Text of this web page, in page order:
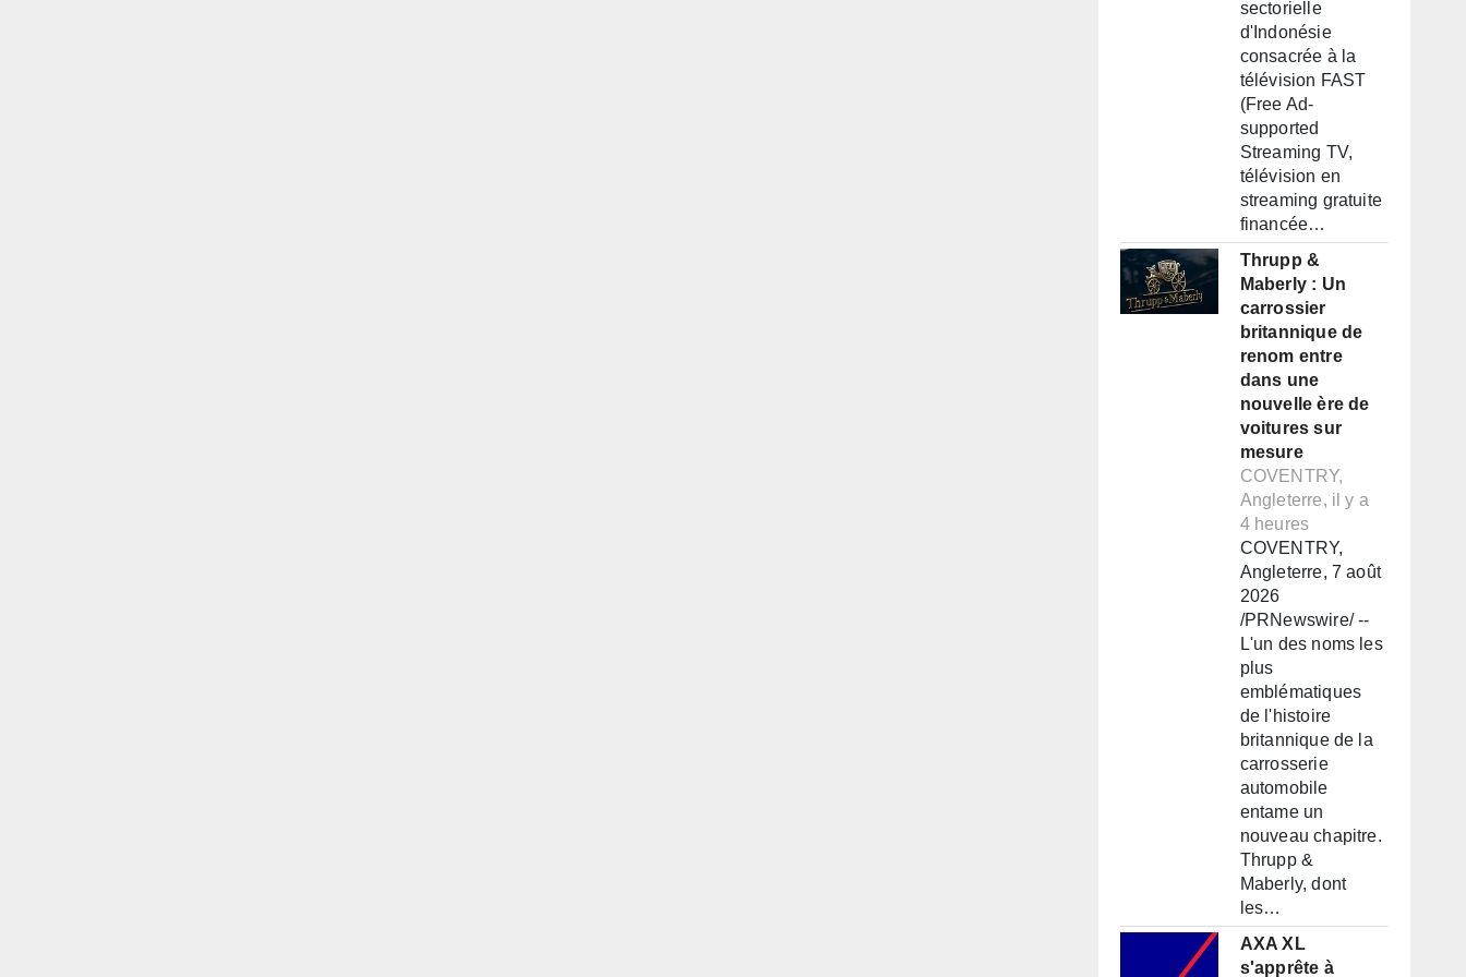
sectorielle
d'Indonésie
consacrée à la
télévision FAST
(Free Ad-
supported
Streaming TV,
télévision en
streaming gratuite
financée…
Thrupp &
Maberly : Un
carrossier
britannique de
renom entre
dans une
nouvelle ère de
voitures sur
mesure
COVENTRY,
Angleterre, il y a
4 heures
COVENTRY,
Angleterre, 7 août
2026
/PRNewswire/ --
L'un des noms les
plus
emblématiques
de l'histoire
britannique de la
carrosserie
automobile
entame un
nouveau chapitre.
Thrupp &
Maberly, dont
les…
AXA XL
s'apprête à